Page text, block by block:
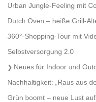
Urban Jungle-Feeling mit
Dutch Oven – heiße Grill-
360°-Shopping-Tour mit
Selbstversorgung 2.0
Neues für Indoor und
Nachhaltigkeit: „Raus aus
Grün boomt – neue Lust